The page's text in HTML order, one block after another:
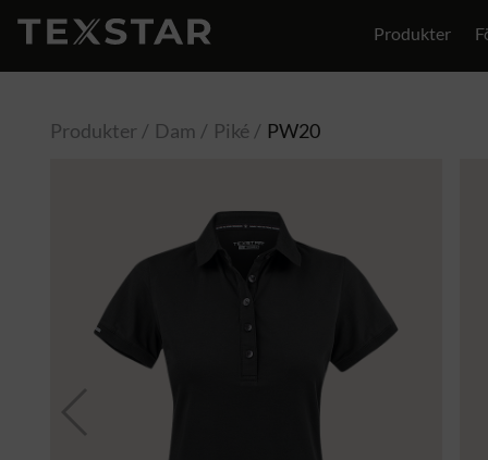
Produkter
Produkter Dam Piké PW20